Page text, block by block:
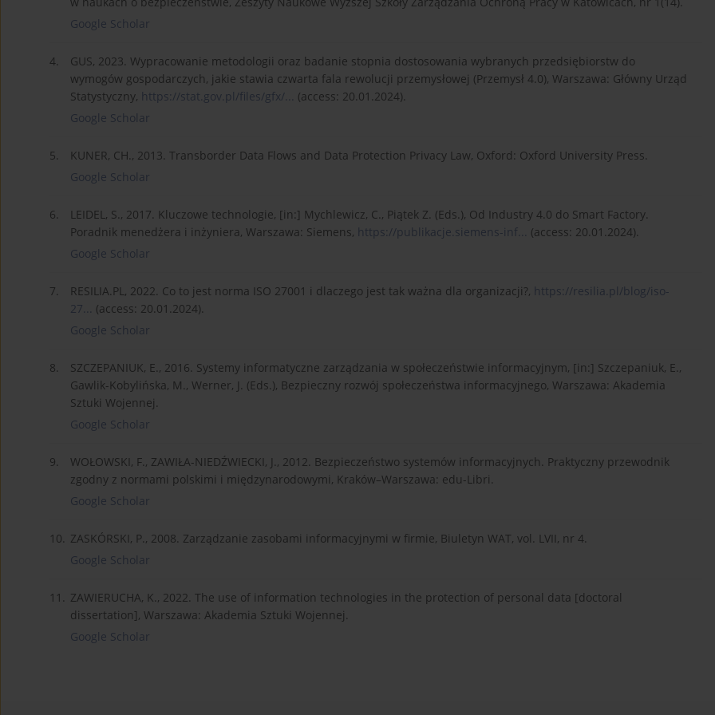
Google Scholar
4.
GUS, 2023. Wypracowanie metodologii oraz badanie stopnia dostosowania wybranych przedsiębiorstw do
wymogów gospodarczych, jakie stawia czwarta fala rewolucji przemysłowej (Przemysł 4.0), Warszawa: Główny Urząd
Statystyczny, https://stat.gov.pl/files/gfx/...
(access: 20.01.2024).
Google Scholar
5.
KUNER, CH., 2013. Transborder Data Flows and Data Protection Privacy Law, Oxford: Oxford University Press.
Google Scholar
6.
LEIDEL, S., 2017. Kluczowe technologie, [in:] Mychlewicz, C., Piątek Z. (Eds.), Od Industry 4.0 do Smart Factory.
Poradnik menedżera i inżyniera, Warszawa: Siemens, https://publikacje.siemens-inf...
(access: 20.01.2024).
Google Scholar
7. RESILIA.PL, 2022. Co to jest norma ISO 27001 i dlaczego jest tak ważna dla organizacji?, https://resilia.pl/blog/iso-
27...
(access: 20.01.2024).
Google Scholar
8.
SZCZEPANIUK, E., 2016. Systemy informatyczne zarządzania w społeczeństwie informacyjnym, [in:] Szczepaniuk, E.,
Gawlik-Kobylińska, M., Werner, J. (Eds.), Bezpieczny rozwój społeczeństwa informacyjnego, Warszawa: Akademia
Sztuki Wojennej.
Google Scholar
9.
WOŁOWSKI, F., ZAWIŁA-NIEDŹWIECKI, J., 2012. Bezpieczeństwo systemów informacyjnych. Praktyczny przewodnik
zgodny z normami polskimi i międzynarodowymi, Kraków–Warszawa: edu-Libri.
Google Scholar
10. ZASKÓRSKI, P., 2008. Zarządzanie zasobami informacyjnymi w firmie, Biuletyn WAT, vol. LVII, nr 4.
Google Scholar
11. ZAWIERUCHA, K., 2022. The use of information technologies in the protection of personal data [doctoral
dissertation], Warszawa: Akademia Sztuki Wojennej.
Google Scholar